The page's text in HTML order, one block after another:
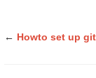
← Howto set up